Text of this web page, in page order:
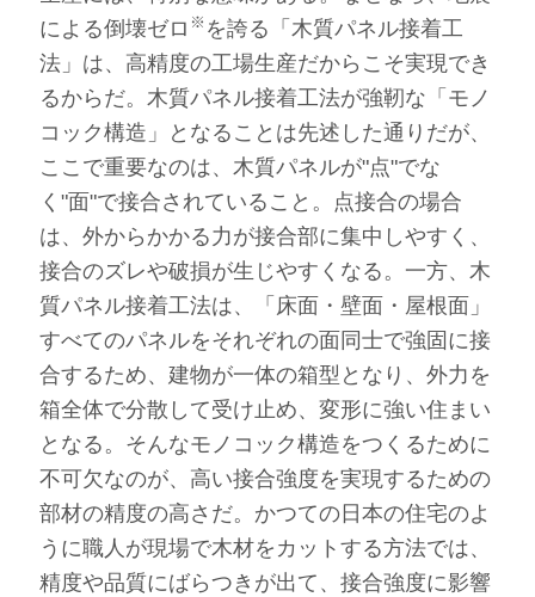
による倒壊ゼロ ※ を誇る「木質パネル接着工
法」は、高精度の工場生産だからこそ実現でき
るからだ。木質パネル接着工法が強靭な「モノ
コック構造」となることは先述した通りだが、
ここで重要なのは、木質パネルが"点"でな
く"面"で接合されていること。点接合の場合
は、外からかかる力が接合部に集中しやすく、
接合のズレや破損が生じやすくなる。一方、木
質パネル接着工法は、「床面・壁面・屋根面」
すべてのパネルをそれぞれの面同士で強固に接
合するため、建物が一体の箱型となり、外力を
箱全体で分散して受け止め、変形に強い住まい
となる。そんなモノコック構造をつくるために
不可欠なのが、高い接合強度を実現するための
部材の精度の高さだ。かつての日本の住宅のよ
うに職人が現場で木材をカットする方法では、
精度や品質にばらつきが出て、接合強度に影響